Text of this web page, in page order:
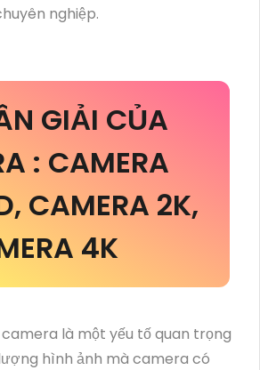
nghiệp.
GIẢI CỦA
: CAMERA
CAMERA 2K,
4K
là một yếu tố quan trọng
hình ảnh mà camera có